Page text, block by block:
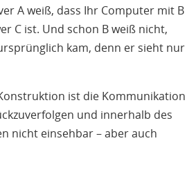
A weiß, dass Ihr Computer mit B
C ist. Und schon B weiß nicht,
kam, denn er sieht nur
ist die Kommunikation
und innerhalb des
nicht einsehbar – aber auch